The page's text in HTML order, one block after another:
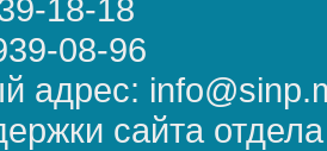
18-18
08-96
адрес:
сайта